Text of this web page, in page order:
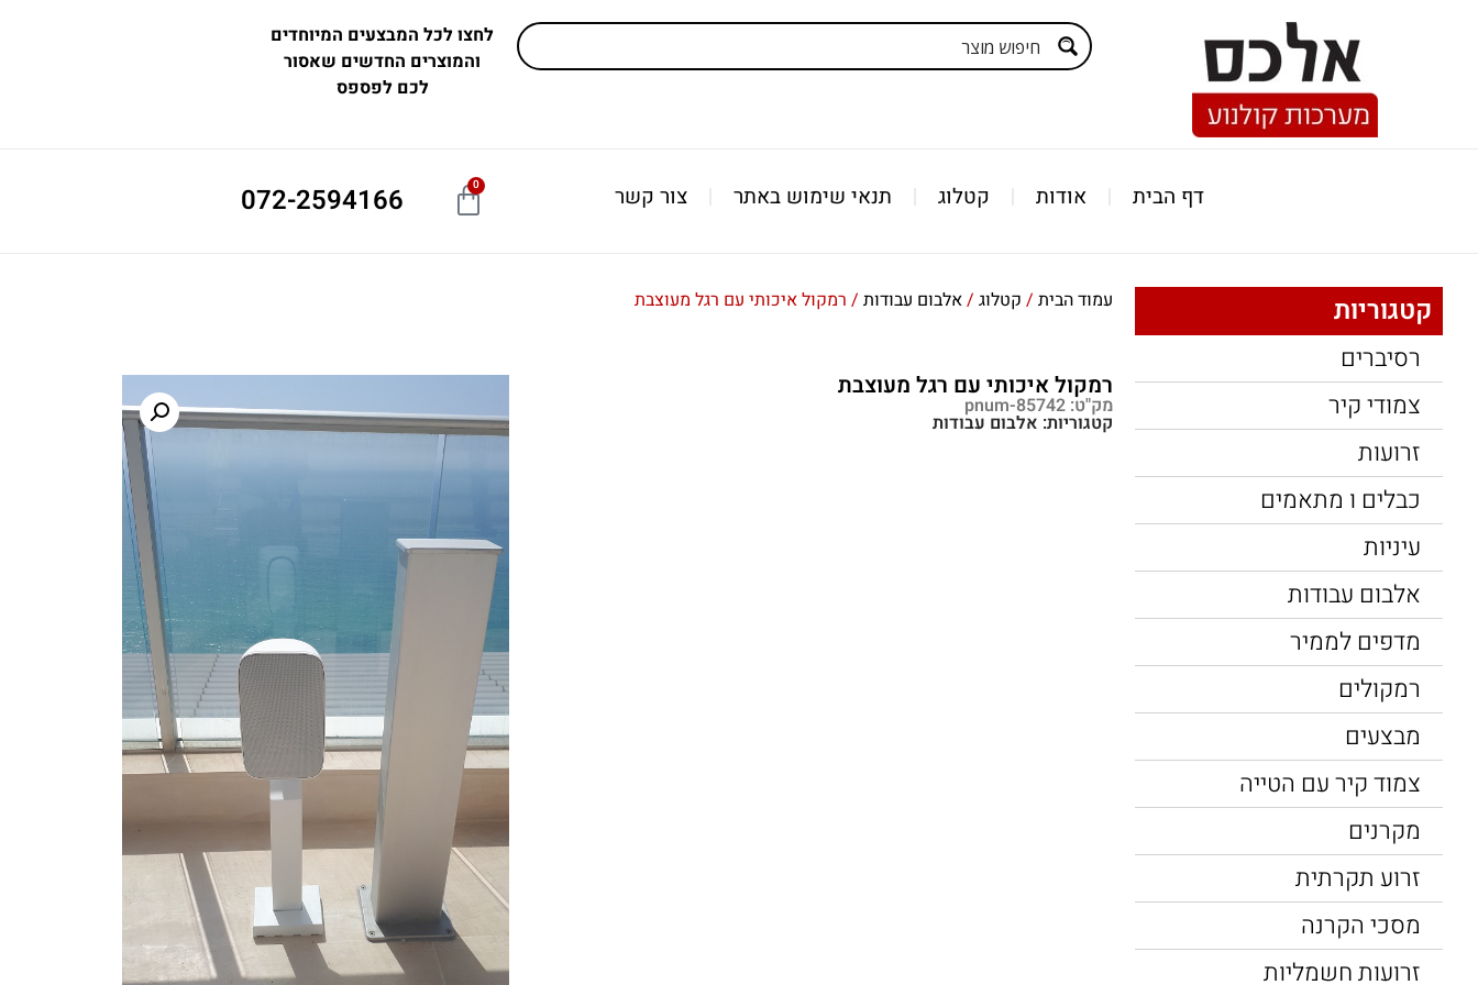
לחצו לכל המבצעים המיוחדים
והמוצרים החדשים שאסור
לכם לפספס
דף הבית אודות קטלוג תנאי שימוש באתר צור קשר 0
072-2594166
קטגוריות
רסיברים
צמודי קיר
זרועות
כבלים ו מתאמים
עיניות
אלבום עבודות
מדפים לממיר
רמקולים
מבצעים
צמוד קיר עם הטייה
מקרנים
זרוע תקרתית
מסכי הקרנה
זרועות חשמליות
עמוד הבית / קטלוג /אלבום עבודות / רמקול איכותי עם רגל מעוצבת
רמקול איכותי עם רגל מעוצבת
מק"ט: pnum-85742
קטגוריות: אלבום עבודות